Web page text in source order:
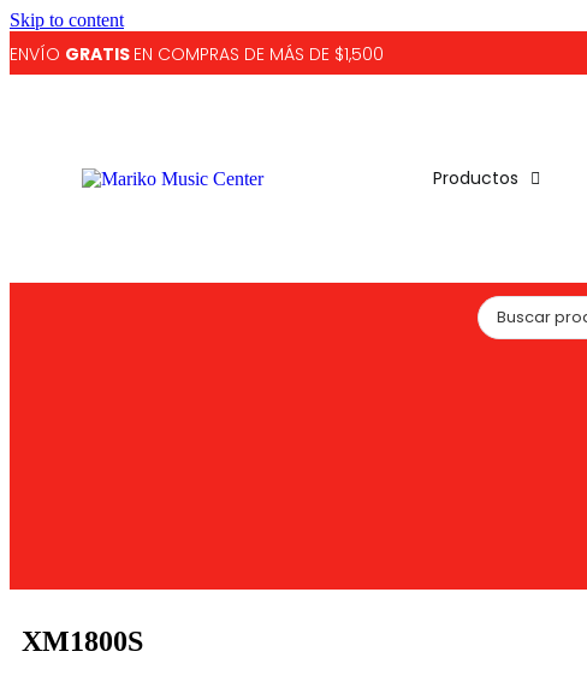
Skip to content
ENVÍO GRATIS EN COMPRAS DE MÁS DE $1,500
Productos
XM1800S